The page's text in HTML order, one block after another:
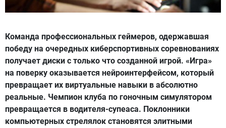
Команда профессиональных геймеров, одержавшая
победу на очередных киберспортивных соревнованиях
получает диски с только что созданной игрой. «Игра»
на поверку оказывается нейроинтерфейсом, который
превращает их виртуальные навыки в абсолютно
реальные. Чемпион клуба по гоночным симулятором
превращается в водителя-супеаса. Поклонники
компьютерных стрелялок становятся элитными